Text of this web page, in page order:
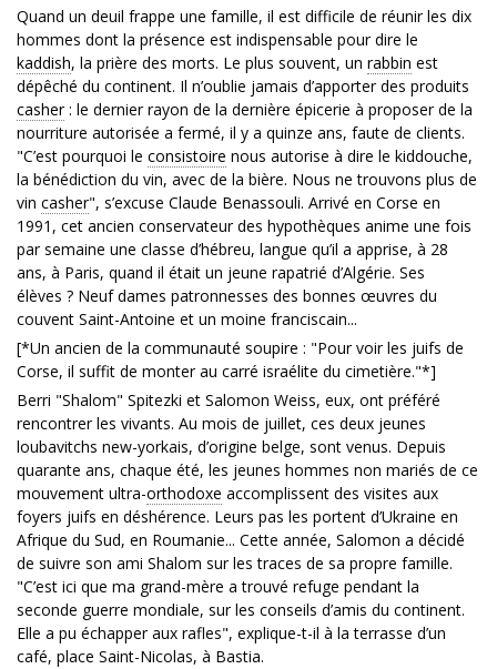
Quand un deuil frappe une famille, il est difficile de réunir les dix
hommes dont la présence est indispensable pour dire le
kaddish, la prière des morts. Le plus souvent, un rabbin est
dépêché du continent. Il n’oublie jamais d’apporter des produits
casher: le dernier rayon de la dernière épicerie à proposer de la
nourriture autorisée a fermé, il y a quinze ans, faute de clients.
"C’est pourquoi le consistoire nous autorise à dire le kiddouche,
la bénédiction du vin, avec de la bière. Nous ne trouvons plus de
vin casher", s’excuse Claude Benassouli. Arrivé en Corse en
1991, cet ancien conservateur des hypothèques anime une fois
par semaine une classe d’hébreu, langue qu’il a apprise, à 28
ans, à Paris, quand il était un jeune rapatrié d’Algérie. Ses
élèves ? Neuf dames patronnesses des bonnes œuvres du
couvent Saint-Antoine et un moine franciscain...
[*Un ancien de la communauté soupire : "Pour voir les juifs de
Corse, il suffit de monter au carré israélite du cimetière."*]
Berri "Shalom" Spitezki et Salomon Weiss, eux, ont préféré
rencontrer les vivants. Au mois de juillet, ces deux jeunes
loubavitchs new-yorkais, d’origine belge, sont venus. Depuis
quarante ans, chaque été, les jeunes hommes non mariés de ce
mouvement ultra-orthodoxe accomplissent des visites aux
foyers juifs en déshérence. Leurs pas les portent d’Ukraine en
Afrique du Sud, en Roumanie... Cette année, Salomon a décidé
de suivre son ami Shalom sur les traces de sa propre famille.
"C’est ici que ma grand-mère a trouvé refuge pendant la
seconde guerre mondiale, sur les conseils d’amis du continent.
Elle a pu échapper aux rafles", explique-t-il à la terrasse d’un
café, place Saint-Nicolas, à Bastia.